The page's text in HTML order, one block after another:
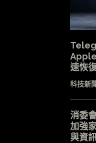
速恢
科技新
消委
加強
與資